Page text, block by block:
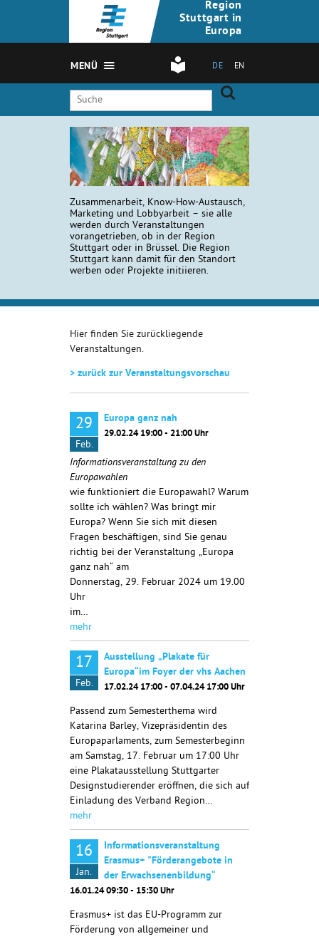
Region
Stuttgart in
Europa
DE EN
MENÜ
Zusammenarbeit, Know-How-Austausch,
Marketing und Lobbyarbeit – sie alle
werden durch Veranstaltungen
vorangetrieben, ob in der Region
Stuttgart oder in Brüssel. Die Region
Stuttgart kann damit für den Standort
werben oder Projekte initiieren.
Hier finden Sie zurückliegende
Veranstaltungen.
> zurück zur Veranstaltungsvorschau
29
Feb.
Europa ganz nah
29.02.24 19:00 - 21:00 Uhr
Informationsveranstaltung zu den
Europawahlen
wie funktioniert die Europawahl? Warum
sollte ich wählen? Was bringt mir
Europa? Wenn Sie sich mit diesen
Fragen beschäftigen, sind Sie genau
richtig bei der Veranstaltung „Europa
ganz nah“ am
Donnerstag, 29. Februar 2024 um 19.00
Uhr
im…
mehr
17
Feb.
Ausstellung „Plakate für
Europa“im Foyer der vhs Aachen
17.02.24 17:00 - 07.04.24 17:00 Uhr
Passend zum Semesterthema wird
Katarina Barley, Vizepräsidentin des
Europaparlaments, zum Semesterbeginn
am Samstag, 17. Februar um 17:00 Uhr
eine Plakatausstellung Stuttgarter
Designstudierender eröffnen, die sich auf
Einladung des Verband Region…
mehr
16
Jan.
Informationsveranstaltung
Erasmus+ "Förderangebote in
der Erwachsenenbildung“
16.01.24 09:30 - 15:30 Uhr
Erasmus+ ist das EU-Programm zur
Förderung von allgemeiner und